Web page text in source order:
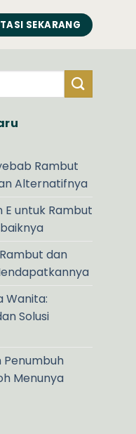
SEKARANG
Rambut
Alternatifnya
untuk Rambut
dan
Wanita:
Solusi
Menunya